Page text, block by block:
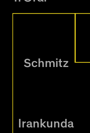
Schmitz
Irankunda